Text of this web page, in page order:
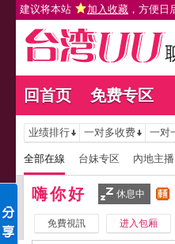
建议将本站 加入收藏 ，方便日
回首页 免费专区
业绩排行 一对多收费 一对
全部在線 台妹专区 內地主播
嗨你好 休息中
免費視訊 进入包厢